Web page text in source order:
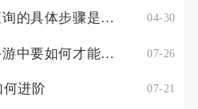
攻城掠地金币余额查询的具体步骤是什么 04-30
大司命在秦时明月手游中要如何才能达到橙色品质 07-26
进阶 07-21